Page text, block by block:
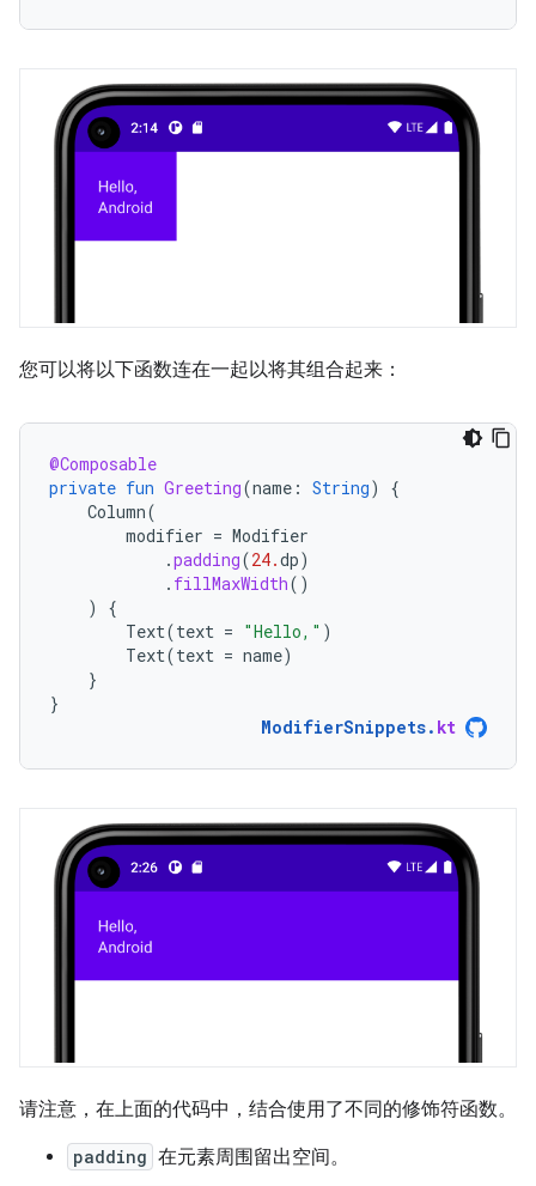
您可以将以下函数连在一起以将其组合起来：
@Composable
private fun Greeting(name : String)
{
Column(
modifier = Modifier
.padding(24.dp)
. fillMaxWidth()
)
{
Text(text = "Hello," )
Text(text = name)
}
}
ModifierSnippets. kt
请注意，在上面的代码中，结合使用了不同的修饰符函数。
padding 在元素周围留出空间。